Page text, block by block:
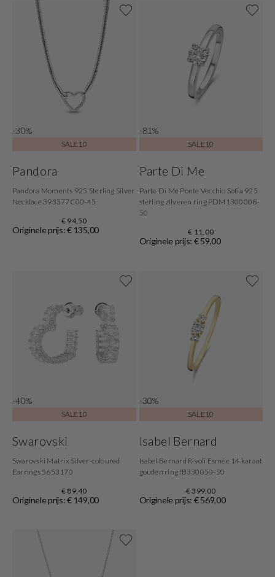
-30%
SALE10
Pandora
Pandora Moments 925 Sterling Silver
Necklace 393377C00-45
€ 94,50
Originele prijs: € 135,00
-81%
SALE10
Parte Di Me
Parte Di Me Ponte Vecchio Sofia 925
sterling zilveren ring PDM1300008-
50
€ 11,00
Originele prijs: € 59,00
-40%
SALE10
Swarovski
Swarovski Matrix Silver-coloured
Earrings 5653170
€ 89,40
Originele prijs: € 149,00
-30%
SALE10
Isabel Bernard
Isabel Bernard Rivoli Esmée 14 karaat
gouden ring IB330050-50
€ 399,00
Originele prijs: € 569,00